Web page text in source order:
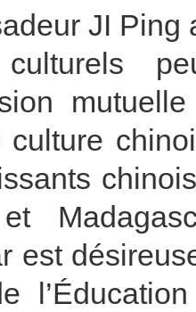
JI
culturels
culture
est